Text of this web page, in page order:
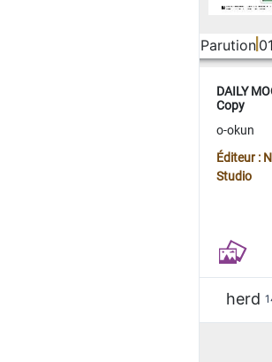
Parution
DAILY
Copy
o-okun
Éditeur :
Studio
herd